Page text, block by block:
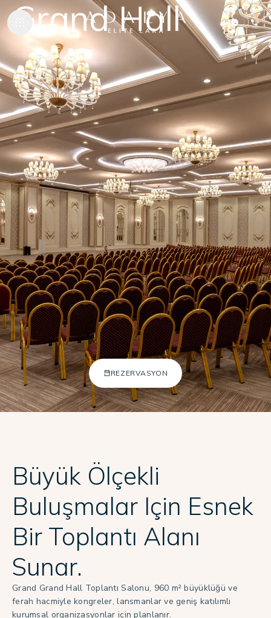
PLAJ &
SPA &
MARE KIDS
TOPLANTI
İLETIŞIM
ADALYA
Adalya Bliss
Adalya Elite Lara
Adalya Ocean
Adalya Art Side
ENDERU
+902422540804
[email protected]
Grand Hall
REZERVASYON
Büyük Ölçekli
Buluşmalar Için Esnek
Bir Toplantı Alanı
Sunar.
Grand Grand Hall Toplantı Salonu, 960 m² büyüklüğü ve
ferah hacmiyle kongreler, lansmanlar ve geniş katılımlı
kurumsal organizasyonlar için planlanır.